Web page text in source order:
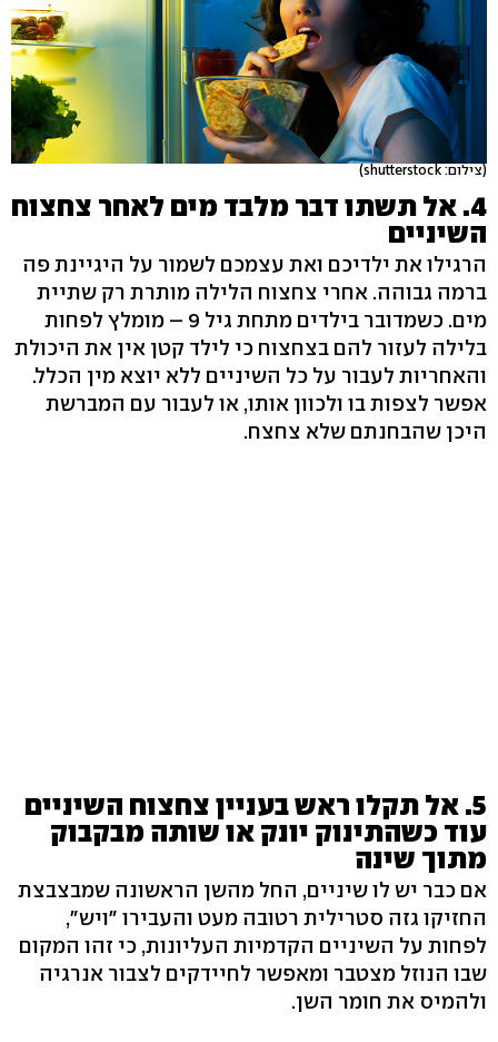
(צילום: shutterstock)
4. אל תשתו דבר מלבד מים לאחר צחצוח
השיניים
הרגילו את ילדיכם ואת עצמכם לשמור על היגיינת פה
ברמה גבוהה. אחרי צחצוח הלילה מותרת רק שתיית
מים. כשמדובר בילדים מתחת גיל 9 – מומלץ לפחות
בלילה לעזור להם בצחצוח כי לילד קטן אין את היכולת
והאחריות לעבור על כל השיניים ללא יוצא מין הכלל.
אפשר לצפות בו ולכוון אותו, או לעבור עם המברשת
היכן שהבחנתם שלא צחצח.
5. אל תקלו ראש בעניין צחצוח השיניים
עוד כשהתינוק יונק או שותה מבקבוק
מתוך שינה
אם כבר יש לו שיניים, החל מהשן הראשונה שמבצבצת
החזיקו גזה סטרילית רטובה מעט והעבירו "ויש",
לפחות על השיניים הקדמיות העליונות, כי זהו המקום
שבו הנוזל מצטבר ומאפשר לחיידקים לצבור אנרגיה
ולהמיס את חומר השן.